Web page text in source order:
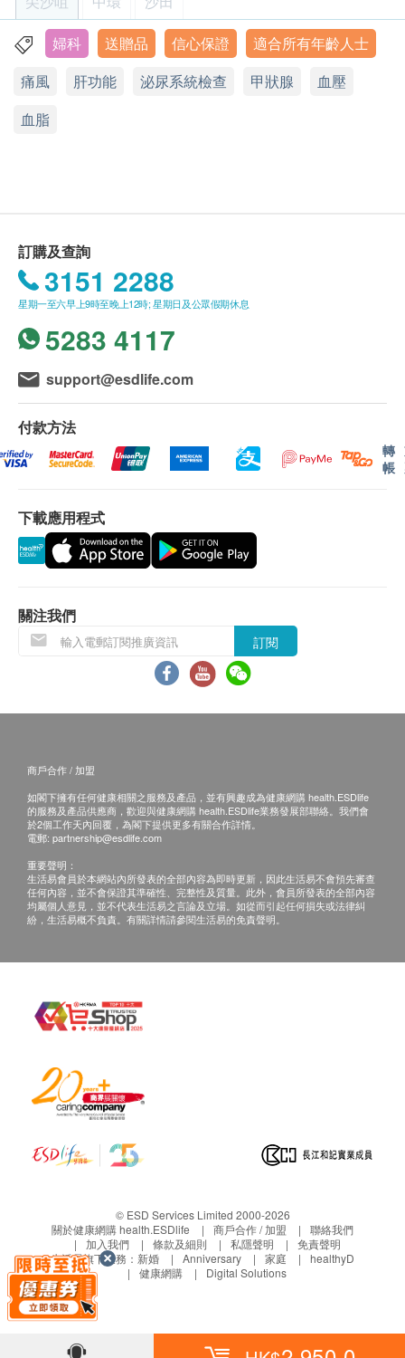
Smartech - “Smart Eco Dry”智能迷你幻彩抽濕機 (原價$828)
$400 豐澤電子禮券
3 基本項目
基本健康評估
脈搏率
身高
谷丙轉氨酶
谷草轉氨酶
總膽紅素
腎功能
血肌酸酐
尿素
鈉
氯化物
鉀
甲狀腺
游離甲狀腺素
促甲狀腺激素
血液檢查
白血球五項分類
紅血球平均血紅素
紅血球平均血紅素濃度
血小板數目
紅血球計數
紅血球分佈比較
白血球
泌尿情況
顏色
酸鹼值
血尿
尿白血球
尿亞硝酸鹽
尿膽紅素
小便清濁度
小便尿膽素
顯微鏡下分析
小便肌酸酐
尿球蛋白/肌酸酐比率
尿蛋白/肌酸酐比率
小便蛋白
白血球細胞絕對計數
上腹部超聲波
肝、膽、脾、胰、腎及主動脈 (此檢查項目或需另約日期到指
定中心進行檢查)
2,100.0
性病篩查
查)
HK$1,400.0
血色素成份分析
肝炎檢查
HK$250.0
乙型肝炎表面抗體
肝炎伸延檢查
乳房超聲波
可探測乳癌、良性腫瘤、乳腺增生症及小結節 (此檢查項目或
需另約日期到指定中心進行檢查)
丙型肝炎抗體
肝炎伸延檢查
HK$
1,700.0
梅毒血清試驗 VDRL
性病篩查
HK$100.0
身體檢查服務計劃有效期為6個月，客戶必須於6個
月內 (由確認付款日期起計) 接受有關服務，逾期作
廢。
訂購一經確認，不設退款。
如有爭議，健康網購health.ESDlife及時代醫療服
務中心保留最後決定權。
一般疫苗注射服務計劃有效期為6個月，客戶必須
於6個月內 (由確認付款日期起計) 接受有關服務，
逾期作廢。
此項交易必須經醫生評估是否適合進行疫苗註射。
如醫生認為不適合註射疫苗，將取消此計劃的服
務，全數費用退回
（不包括新冠疫苗相關計劃）。
使用長者醫療券
如希望使用長者醫療券進行支付，請在訂購前先聯絡
免責聲明：
所有健康檢查/服務並非作為醫務診斷或治療用
途。當閣下身體健康出現任何疾病徵兆時，應立即
有關此服務/產品的錯漏或延誤，或因使用此服務/
產品而引致的損失、損害、受傷或法律訴訟，健康
網購health.ESDlife概不負責。一切有關的索償或
查詢，須向提供服務之體檢中心或商戶提出。
香港九龍尖沙咀彌敦道26號1302-1305室
顯示地圖
星期一至五：9:00a.m. – 1:30p.m.; 2:30p.m. – 6:30p.m.
婦科 送贈品 信心保證
適合所有年齡人士
痛風
肝功能 泌尿系統檢查 甲狀腺
血壓
血脂
訂購及查詢
3151 2288
星期一至六早上9時至晚上12時; 星期日及公眾假期休息
5283 4117
support@esdlife.com
付款方法
轉
帳
下載應用程式
關注我們
訂閱
商戶合作 / 加盟
如閣下擁有任何健康相關之服務及產品，並有興趣成為健康網購 health.ESDlife
的服務及產品供應商，歡迎與健康網購 health.ESDlife業務發展部聯絡。我們會
於2個工作天內回覆，為閣下提供更多有關合作詳情。
電郵: partnership@esdlife.com
重要聲明：
生活易會員於本網站內所發表的全部內容為即時更新，因此生活易不會預先審查
任何內容，並不會保證其準確性、完整性及質量。此外，會員所發表的全部內容
均屬個人意見，並不代表生活易之言論及立場。如從而引起任何損失或法律糾
紛，生活易概不負責。有關詳情請參閱生活易的免責聲明。
© ESD Services Limited 2000-2026
關於健康網購 health.ESDlife
商戶合作 / 加盟
聯絡我們
加入我們
條款及細則 私隱聲明
免責聲明
生活易旗下業務： 新婚 Anniversary 家庭
healthyD
健康網購
Digital Solutions